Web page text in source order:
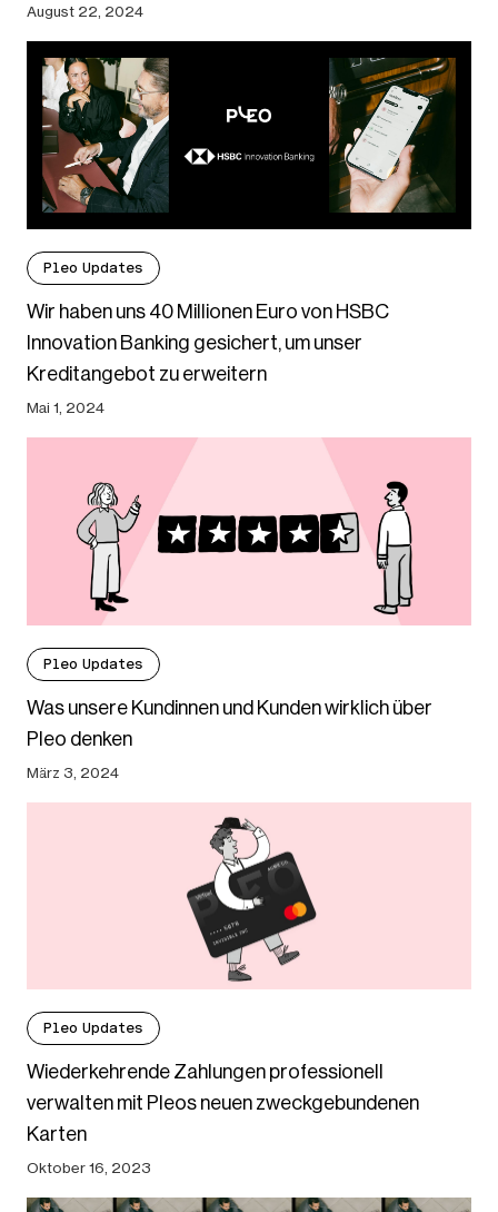
August 22, 2024
Pleo Updates
Wir haben uns 40 Millionen Euro von HSBC
Innovation Banking gesichert, um unser
Kreditangebot zu erweitern
Mai 1, 2024
Pleo Updates
Was unsere Kundinnen und Kunden wirklich über
Pleo denken
März 3, 2024
Pleo Updates
Wiederkehrende Zahlungen professionell
verwalten mit Pleos neuen zweckgebundenen
Karten
Oktober 16, 2023